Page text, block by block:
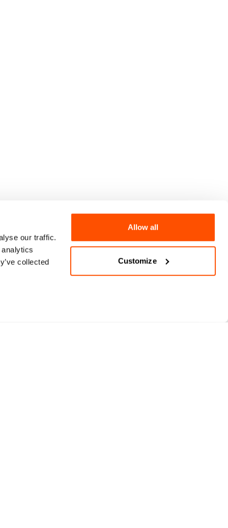
our traffic.
collected
Allow all
Customize